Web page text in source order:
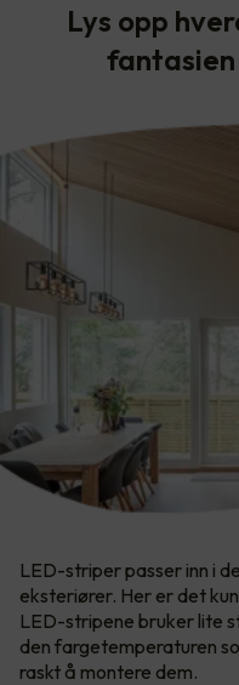
Lys opp
LED-striper passer inn i
eksteriører. Her er det
LED-stripene bruker lite
den fargetemperaturen
raskt å montere dem.​